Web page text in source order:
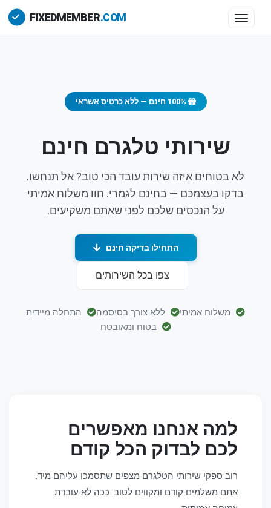
Toggle
שירותי טלגרם חינם
לא בטוחים איזה שירות עובד הכי טוב? אל תנחשו.
בדקו בעצמכם — בחינם לגמרי. חוו משלוח אמיתי
על הנכסים שלכם לפני שאתם משקיעים.
התחילו בדיקה חינם
צפו בכל השירותים
משלוח אמיתי ללא צורך בסיסמה
התחלה מיידית
בטוח ומאובטח
למה אנחנו מאפשרים
לכם לבדוק הכל קודם
רוב ספקי שירותי הטלגרם מצפים שתסמכו עליהם מיד.
אתם משלמים קודם ומקווים לטוב. ככה לא עובדת